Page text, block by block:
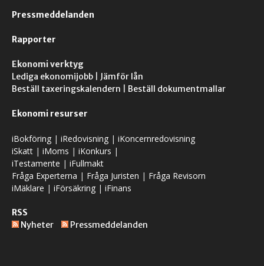
Pressmeddelanden
Rapporter
Ekonomi verktyg
Lediga ekonomijobb
Jämför lån
Beställ taxeringskalendern
Beställ dokumentmallar
Ekonomi resurser
iBokföring | iRedovisning | iKoncernredovisning
iSkatt | iMoms | iKonkurs |
iTestamente | iFullmakt
Fråga Experterna | Fråga Juristen | Fråga Revisorn
iMäklare | iFörsäkring | iFinans
RSS
Nyheter
Pressmeddelanden